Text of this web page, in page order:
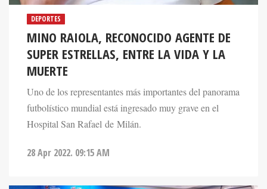
DEPORTES
MINO RAIOLA, RECONOCIDO AGENTE DE
SUPER ESTRELLAS, ENTRE LA VIDA Y LA
MUERTE
Uno de los representantes más importantes del panorama
futbolístico mundial está ingresado muy grave en el
Hospital San Rafael de Milán.
28 Apr 2022. 09:15 AM